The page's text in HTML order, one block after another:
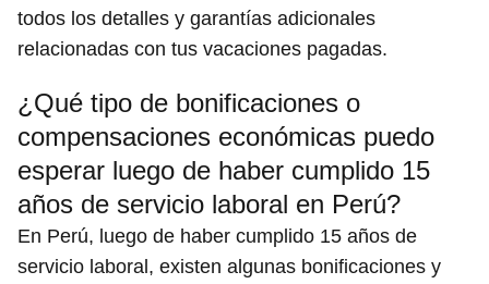
todos los detalles y garantías adicionales
relacionadas con tus vacaciones pagadas.
¿Qué tipo de bonificaciones o
compensaciones económicas puedo
esperar luego de haber cumplido 15
años de servicio laboral en Perú?
En Perú, luego de haber cumplido 15 años de
servicio laboral, existen algunas bonificaciones y